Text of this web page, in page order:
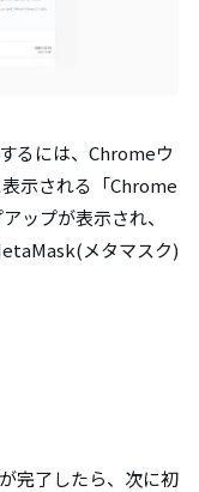
るには、Chromeウ
示される「Chrome
ップが表示され、
メタマスク)
完了したら、次に初